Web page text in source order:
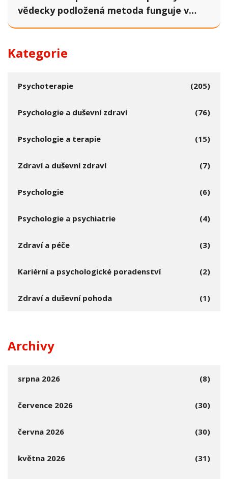
vědecky podložená metoda funguje v
Kategorie
Psychoterapie (205)
Psychologie a duševní zdraví (76)
Psychologie a terapie (15)
Zdraví a duševní zdraví (7)
Psychologie (6)
Psychologie a psychiatrie (4)
Zdraví a péče (3)
Kariérní a psychologické poradenství (2)
Zdraví a duševní pohoda (1)
Archivy
srpna 2026 (8)
července 2026 (30)
června 2026 (30)
května 2026 (31)